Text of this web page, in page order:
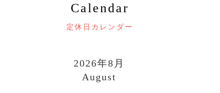
Calendar
定休日カレンダー
2026年8月
August